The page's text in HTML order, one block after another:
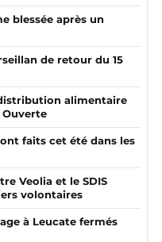
blessée après un
de retour du 15
alimentaire
Ouverte
faits cet été dans les
Veolia et le SDIS
volontaires
à Leucate fermés